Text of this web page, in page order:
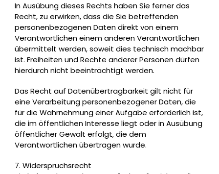
In Ausübung dieses Rechts haben Sie ferner das
Recht, zu erwirken, dass die Sie betreffenden
personenbezogenen Daten direkt von einem
Verantwortlichen einem anderen Verantwortlichen
übermittelt werden, soweit dies technisch machbar
ist. Freiheiten und Rechte anderer Personen dürfen
hierdurch nicht beeinträchtigt werden.
Das Recht auf Datenübertragbarkeit gilt nicht für
eine Verarbeitung personenbezogener Daten, die
für die Wahrnehmung einer Aufgabe erforderlich ist,
die im öffentlichen Interesse liegt oder in Ausübung
öffentlicher Gewalt erfolgt, die dem
Verantwortlichen übertragen wurde.
7. Widerspruchsrecht